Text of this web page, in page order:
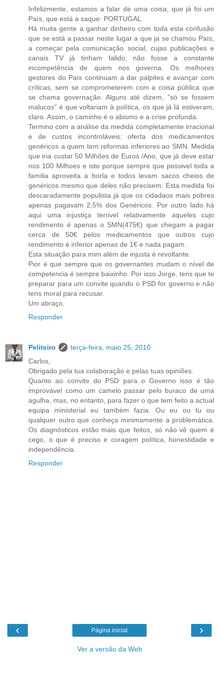
Infelizmente, estamos a falar de uma coisa, que já foi um
País, que está a saque: PORTUGAL.
Há muita gente a ganhar dinheiro com toda esta confusão
que se está a passar neste lugar a que ja se chamou País,
a começar pela comunicação social, cujas publicações e
canais TV já tinham falido, não fosse a constante
incompetência de quem nos governa. Os melhores
gestores do País continuam a dar palpites e avançar com
críticas, sem se comprometerem com a coisa pública que
se chama governação. Alguns até dizem, "só se fossem
malucos" é que voltariam à política, os que já lá estiveram,
claro. Assim, o caminho é o abismo e a crise profunda.
Termino com a análise da medida completamente irracional
e de custos incontroláveis: oferta dos medicamentos
genéricos a quem tem reformas inferiores ao SMN. Medida
que iria custar 50 Milhões de Euros /Ano, que já deve estar
nos 100 Milhoes e isto porque sempre que possivel toda a
familia aproveita a borla e todos levam sacos cheios de
genéricos mesmo que deles não precisem. Esta medida foi
descaradamente populista já que os cidadaos mais pobres
apenas pagavam 2,5% dos Genéricos. Por outro lado há
aqui uma injustiça terrivel relativamente aqueles cujo
rendimento é apenas o SMN(475€) que chegam a pagar
cerca de 50€ pelos medicamentos que outros cujo
rendimento é inferior apenas de 1€ e nada pagam.
Esta situação para mim além de injusta é revoltante.
Pior é que sempre que os governantes mudam o nível de
competencia é sempre baixinho. Por isso Jorge, tens que te
preparar para um convite quando o PSD for governo e não
tens moral para recusar.
Um abraço.
Responder
Peliteiro
terça-feira, maio 25, 2010
Carlos,
Obrigado pela tua colaboração e pelas tuas opiniões.
Quanto ao convite do PSD para o Governo isso é tão
improvável como um camelo passar pelo buraco de uma
agulha, mas, no entanto, para fazer o que tem feito a actual
equipa ministerial eu também fazia. Ou eu ou tu ou
qualquer outro que conheça minimamente a problemática.
Os diagnósticos estão mais que feitos, só não vê quem é
cego, o que é preciso é coragem política, honestidade e
independência.
Responder
‹ ›
Página inicial
Ver a versão da Web